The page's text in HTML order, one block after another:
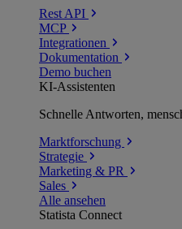
Rest API
MCP
Integrationen
Dokumentation
Demo buchen
KI-Assistenten
Schnelle Antworten,
Marktforschung
Strategie
Marketing & PR
Sales
Alle ansehen
Statista Connect